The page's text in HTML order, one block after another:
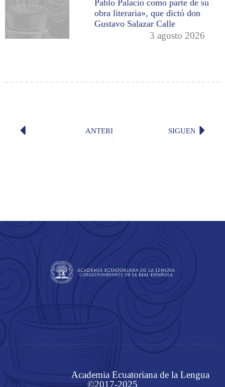
Pablo Palacio como parte de su
obra literaria», que dictó don
Gustavo Salazar Calle
3 agosto 2026
ANTERIOR «Medir el tiempo, constante
SIGUENTE
Academia Ecuatoriana de la Lengua
©2017-2025